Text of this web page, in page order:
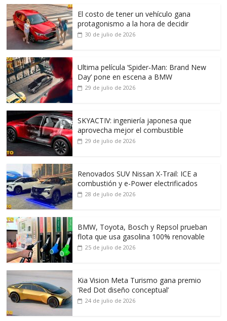
El costo de tener un vehículo gana
protagonismo a la hora de decidir
30 de julio de 2026
Ultima película ‘Spider‑Man: Brand New
Day’ pone en escena a BMW
29 de julio de 2026
SKYACTIV: ingeniería japonesa que
aprovecha mejor el combustible
29 de julio de 2026
Renovados SUV Nissan X-Trail: ICE a
combustión y e-Power electrificados
28 de julio de 2026
BMW, Toyota, Bosch y Repsol prueban
flota que usa gasolina 100% renovable
25 de julio de 2026
Kia Vision Meta Turismo gana premio
‘Red Dot diseño conceptual’
24 de julio de 2026